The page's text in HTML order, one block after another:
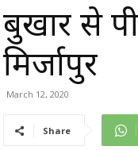
बुखार से
मिर्जापुर
March 12, 2020
Share